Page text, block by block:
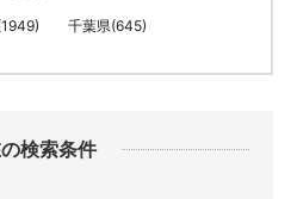
千葉県(645)
検索条件